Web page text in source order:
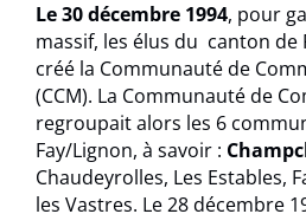
Le 30 décembre 1994, pour
massif, les élus du canton de
créé la Communauté de
(CCM). La Communauté de
regroupait alors les 6
Fay/Lignon, à savoir :
Chaudeyrolles, Les Estables,
les Vastres. Le 28 décembre